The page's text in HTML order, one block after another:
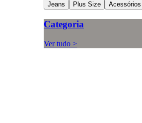
Jeans
Plus Size Acessórios
Categoria
Ver tudo >